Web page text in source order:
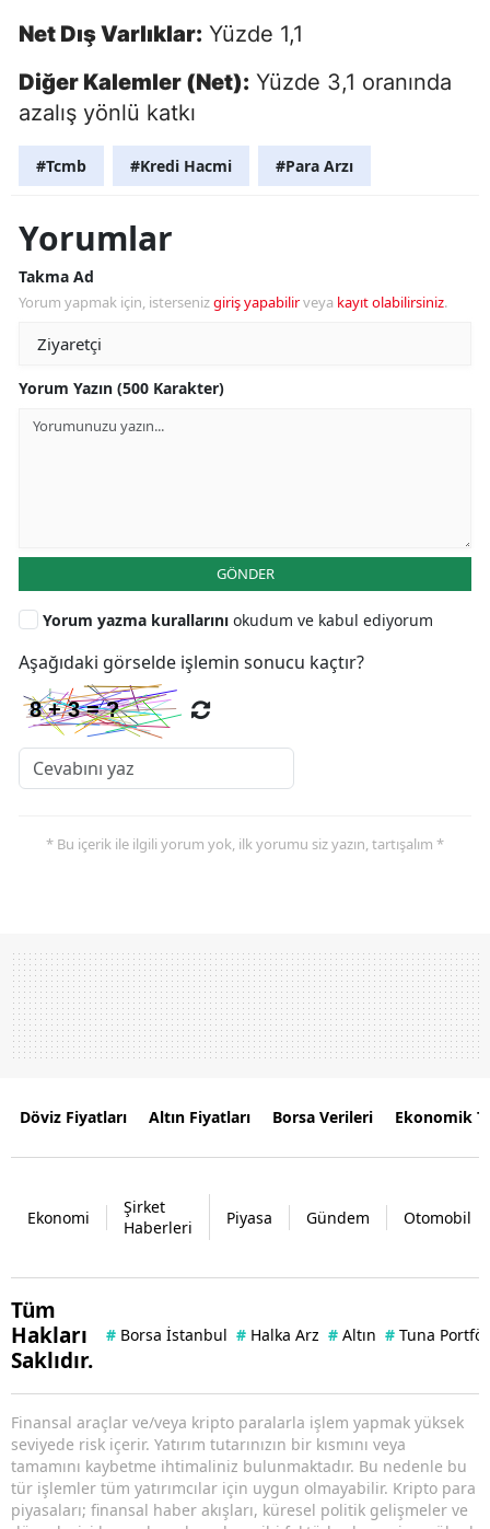
Net Dış Varlıklar: Yüzde 1,1
Diğer Kalemler (Net): Yüzde 3,1 oranında
azalış yönlü katkı
#Tcmb #Kredi Hacmi #Para Arzı
Yorumlar
Takma Ad
Yorum yapmak için, istersenizgiriş yapabilirveya kayıt olabilirsiniz.
Yorum Yazın (500 Karakter)
GÖNDER
Yorum yazma kurallarını okudum ve kabul ediyorum
Aşağıdaki görselde işlemin sonucu kaçtır?
* Bu içerik ile ilgili yorum yok, ilk yorumu siz yazın, tartışalım *
Döviz Fiyatları Altın Fiyatları Borsa Verileri Ekonomik
Ekonomi
Şirket
Haberleri
Piyasa Gündem Otomobil
Tüm
Hakları
Saklıdır.
# Borsa İstanbul # Halka Arz # Altın # Tuna
Finansal araçlar ve/veya kripto paralarla işlem yapmak yüksek
seviyede risk içerir. Yatırım tutarınızın bir kısmını veya
tamamını kaybetme ihtimaliniz bulunmaktadır. Bu nedenle bu
tür işlemler tüm yatırımcılar için uygun olmayabilir. Kripto para
piyasaları; finansal haber akışları, küresel politik gelişmeler ve